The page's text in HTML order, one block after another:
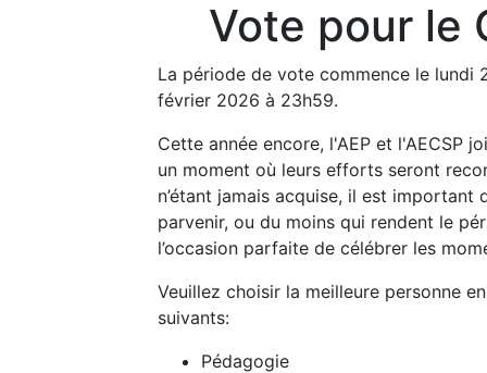
Vote pour le
La période de vote commence le
février 2026 à 23h59.
Cette année encore, l'AEP et l'AECSP
un moment où leurs efforts seront
n’étant jamais acquise, il est
parvenir, ou du moins qui rendent le
l’occasion parfaite de célébrer les
Veuillez choisir la meilleure personne
suivants:
Pédagogie